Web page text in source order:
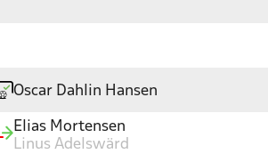
Oscar Dahlin Hansen
Elias Mortensen
Linus Adelswärd